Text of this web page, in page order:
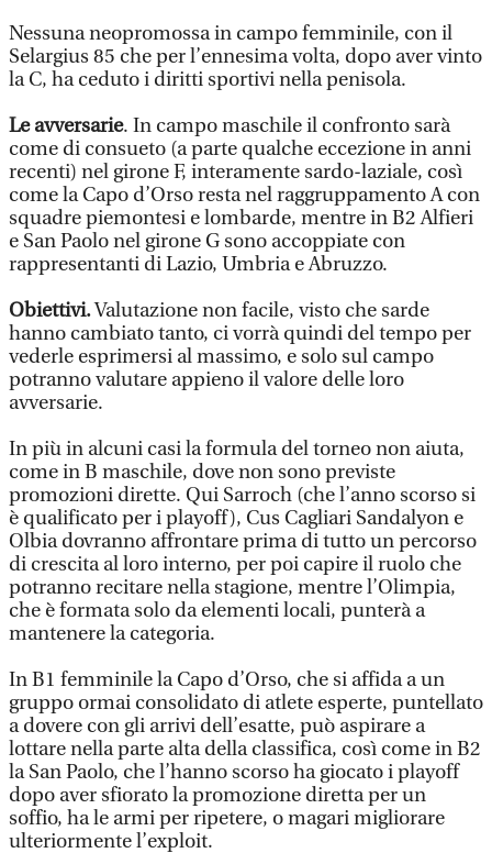
Nessuna neopromossa in campo femminile, con il
Selargius 85 che per l’ennesima volta, dopo aver vinto
la C, ha ceduto i diritti sportivi nella penisola.
Le avversarie. In campo maschile il confronto sarà
come di consueto (a parte qualche eccezione in anni
recenti) nel girone F, interamente sardo-laziale, così
come la Capo d’Orso resta nel raggruppamento A con
squadre piemontesi e lombarde, mentre in B2 Alfieri
e San Paolo nel girone G sono accoppiate con
rappresentanti di Lazio, Umbria e Abruzzo.
Obiettivi.Valutazione non facile, visto che sarde
hanno cambiato tanto, ci vorrà quindi del tempo per
vederle esprimersi al massimo, e solo sul campo
potranno valutare appieno il valore delle loro
avversarie.
In più in alcuni casi la formula del torneo non aiuta,
come in B maschile, dove non sono previste
promozioni dirette. Qui Sarroch (che l’anno scorso si
è qualificato per i playoff), Cus Cagliari Sandalyon e
Olbia dovranno affrontare prima di tutto un percorso
di crescita al loro interno, per poi capire il ruolo che
potranno recitare nella stagione, mentre l’Olimpia,
che è formata solo da elementi locali, punterà a
mantenere la categoria.
In B1 femminile la Capo d’Orso, che si affida a un
gruppo ormai consolidato di atlete esperte, puntellato
a dovere con gli arrivi dell’esatte, può aspirare a
lottare nella parte alta della classifica, così come in B2
la San Paolo, che l’hanno scorso ha giocato i playoff
dopo aver sfiorato la promozione diretta per un
soffio, ha le armi per ripetere, o magari migliorare
ulteriormente l’exploit.